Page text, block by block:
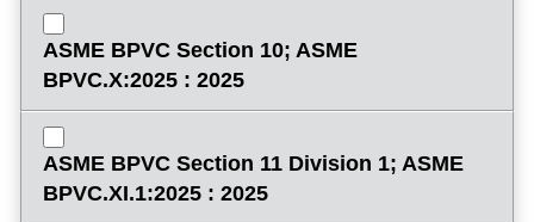
ASME BPVC Section 10; ASME
BPVC.X:2025 : 2025
ASME BPVC Section 11 Division 1; ASME
BPVC.XI.1:2025 : 2025